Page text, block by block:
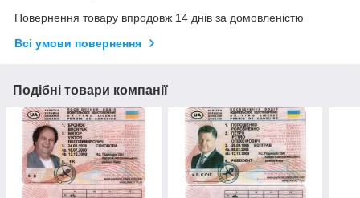
Повернення товару впродовж 14 днів за домовленістю
Всі умови повернення
Подібні товари компанії